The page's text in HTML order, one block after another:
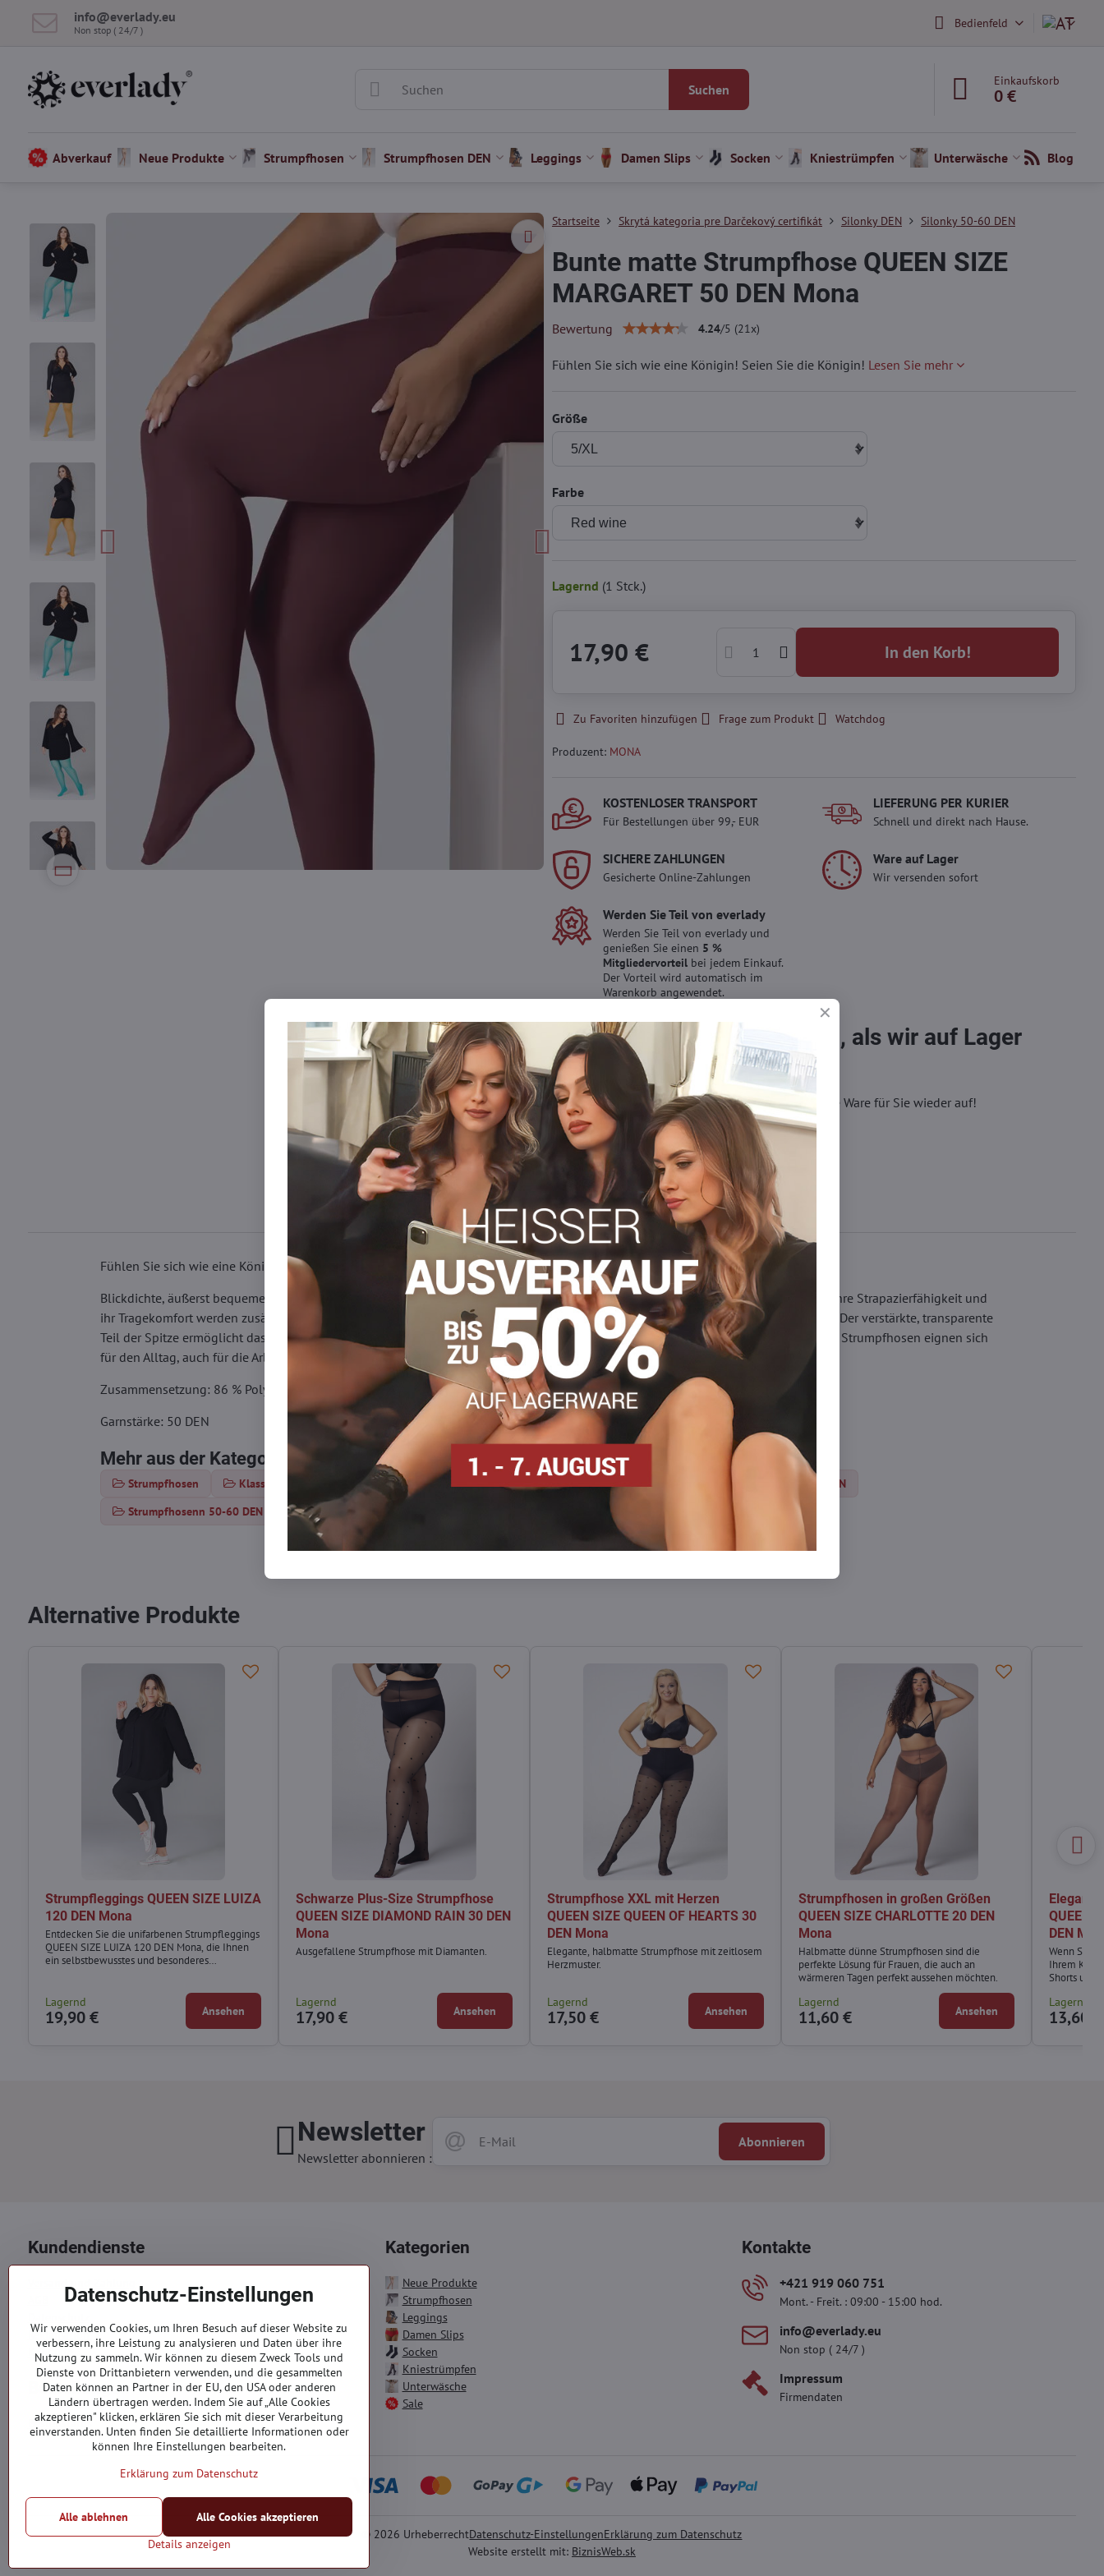
info​@everlady​.eu
Non stop ( 24/7 ) Bedienfeld
Suchen
Einkaufskorb
0 €
Abverkauf Neue Produkte Strumpfhosen Strumpfhosen DEN Leggings Damen Slips Socken Kniestrümpfen Unterwäsche Blog
Startseite Skrytá kategoria pre Darčekový certifikát Silonky DEN Silonky 50-60 DEN
Bunte matte Strumpfhose QUEEN SIZE
MARGARET 50 DEN Mona
Bewertung 4.24/5 (21x)
Fühlen Sie sich wie eine Königin! Seien Sie die Königin! Lesen Sie mehr
Größe
Farbe
Lagernd (1 Stck.)
17,90 € In den Korb!
Zu Favoriten hinzufügen Frage zum Produkt Watchdog
Produzent: MONA
KOSTENLOSER TRANSPORT
Für Bestellungen über 99,- EUR
LIEFERUNG PER KURIER
Schnell und direkt nach Hause.
SICHERE ZAHLUNGEN
Gesicherte Online-Zahlungen
Ware auf Lager
Wir versenden sofort
Werden Sie Teil von everlady
Werden Sie Teil von everlady und
genießen Sie einen 5 %
Mitgliedervorteilbei jedem Einkauf.
Der Vorteil wird automatisch im
Warenkorb angewendet.
Möchten Sie mehr bestellen, als wir auf Lager
haben?
Zögern Sie nicht, uns zu kontaktieren, wir füllen die Ware für Sie wieder auf!
info​@everlady​.eu
Beschreibung Bewertungen 0 Diskussion 0
Fühlen Sie sich wie eine Königin! Seien Sie die Königin!
Blickdichte, äußerst bequeme und langlebige Margaret-Strumpfhose. Dank der speziellen Behandlung halten die Strümpfe länger. Ihre Strapazierfähigkeit und
ihr Tragekomfort werden zusätzlich durch den verstärkten Höschenteil erhöht, der mit einer hohen, eleganten Rippung versehen ist. Der verstärkte, transparente
Teil der Spitze ermöglicht das Tragen auch mit offenen Schuhen. Die Nylons haben einen kleinen Baumwollzwickel und Flachnähte. Strumpfhosen eignen sich
für den Alltag, auch für die Arbeit.
Zusammensetzung: 86 % Polyamid, 13 % Elasthan, 1 % Baumwolle
Garnstärke: 50 DEN
Mehr aus der Kategorie
Strumpfhosen Klassische Strumpfhosen Warme Strumpfhosen XL/XXL-Strumpfhosen plus size
Strumpfhosen DEN
Strumpfhosenn 50-60 DEN
Silonky 50-60 DEN
mail
Alternative Produkte
Strumpfleggings QUEEN SIZE LUIZA
120 DEN Mona
Entdecken Sie die unifarbenen Strumpfleggings
QUEEN SIZE LUIZA 120 DEN Mona, die Ihnen
ein selbstbewusstes und besonderes
Lagernd
19,90 € Ansehen
Schwarze Plus-Size Strumpfhose
QUEEN SIZE DIAMOND RAIN 30 DEN
Mona
Ausgefallene Strumpfhose mit Diamanten.
Lagernd
17,90 € Ansehen
Strumpfhose XXL mit Herzen
QUEEN SIZE QUEEN OF HEARTS 30
DEN Mona
Elegante, halbmatte Strumpfhose mit zeitlosem
Herzmuster.
Lagernd
17,50 € Ansehen
Strumpfhosen in großen Größen
QUEEN SIZE CHARLOTTE 20 DEN
Mona
Halbmatte dünne Strumpfhosen sind die
perfekte Lösung für Frauen, die auch an
wärmeren Tagen perfekt aussehen möchten.
Lagernd
11,60 € Ansehen
QUEEN
DEN
Wenn Sie
Ihrem
Shorts und
Lagernd
13,60 €
Newsletter
Newsletter abonnieren :
Abonnieren
Kundendienste
Reklamation
Kontakte
Bestellungen
Bestellstatus
Kategorien
Neue Produkte
Strumpfhosen
Leggings
Damen Slips
Socken
Kniestrümpfen
Unterwäsche
Sale
Kontakte
+421 919 060 751
Mont. - Freit. : 09:00 - 15:00 hod.
info​@everlady​.eu
Non stop ( 24/7 )
Impressum
Firmendaten
© 2026 UrheberrechtDatenschutz-EinstellungenErklärung zum Datenschutz
Website erstellt mit: BiznisWeb.sk
Datenschutz-Einstellungen
Wir verwenden Cookies, um Ihren Besuch auf dieser Website zu
verbessern, ihre Leistung zu analysieren und Daten über ihre
Nutzung zu sammeln. Wir können zu diesem Zweck Tools und
Dienste von Drittanbietern verwenden, und die gesammelten
Daten können an Partner in der EU, den USA oder anderen
Ländern übertragen werden. Indem Sie auf „Alle Cookies
akzeptieren" klicken, erklären Sie sich mit dieser Verarbeitung
einverstanden. Unten finden Sie detaillierte Informationen oder
können Ihre Einstellungen bearbeiten.
Erklärung zum Datenschutz
Details anzeigen
Alle Cookies akzeptieren
Alle ablehnen